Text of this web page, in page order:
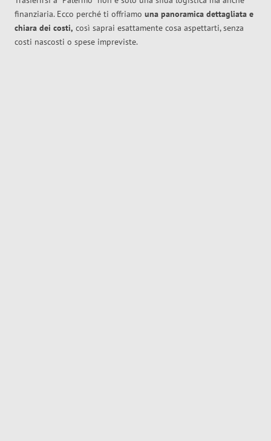
finanziaria. Ecco perché ti offriamo una panoramica dettagliata e
chiara dei costi, così saprai esattamente cosa aspettarti, senza
costi nascosti o spese impreviste.